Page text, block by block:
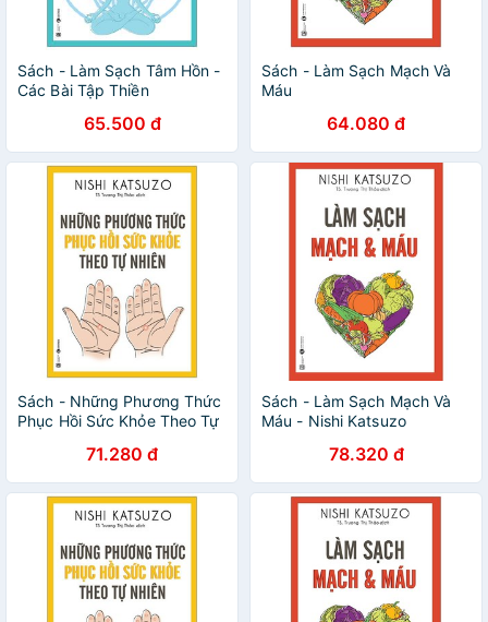
Sách - Làm Sạch Tâm Hồn -
Các Bài Tập Thiền
65.500 đ
Sách - Làm Sạch Mạch Và
Máu
64.080 đ
Sách - Những Phương Thức
Phục Hồi Sức Khỏe Theo Tự
71.280 đ
Sách - Làm Sạch Mạch Và
Máu - Nishi Katsuzo
78.320 đ